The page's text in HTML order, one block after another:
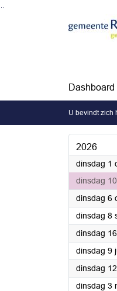
Dashboard
U bevindt zich
2026
dinsdag 1
dinsdag
dinsdag 6
dinsdag 8
dinsdag
dinsdag 9
dinsdag
dinsdag 3